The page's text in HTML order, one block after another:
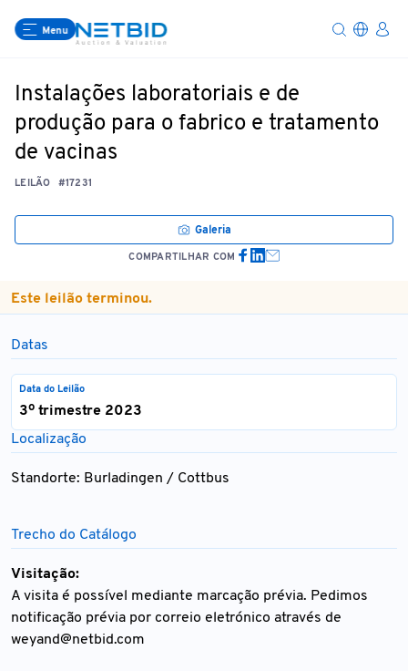
Menu
Instalações laboratoriais e de
produção para o fabrico e tratamento
de vacinas
LEILÃO #17231
Galeria
COMPARTILHAR COM
Este leilão terminou.
Datas
Data do Leilão
3º trimestre 2023
Localização
Standorte: Burladingen / Cottbus
Trecho do Catálogo
Visitação:
A visita é possível mediante marcação prévia. Pedimos
notificação prévia por correio eletrónico através de
weyand@netbid.com